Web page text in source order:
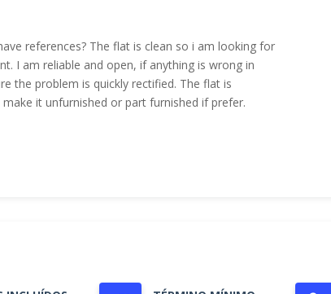
references? The flat is clean so i am looking for
I am reliable and open, if anything is wrong in
the problem is quickly rectified. The flat is
it unfurnished or part furnished if prefer.